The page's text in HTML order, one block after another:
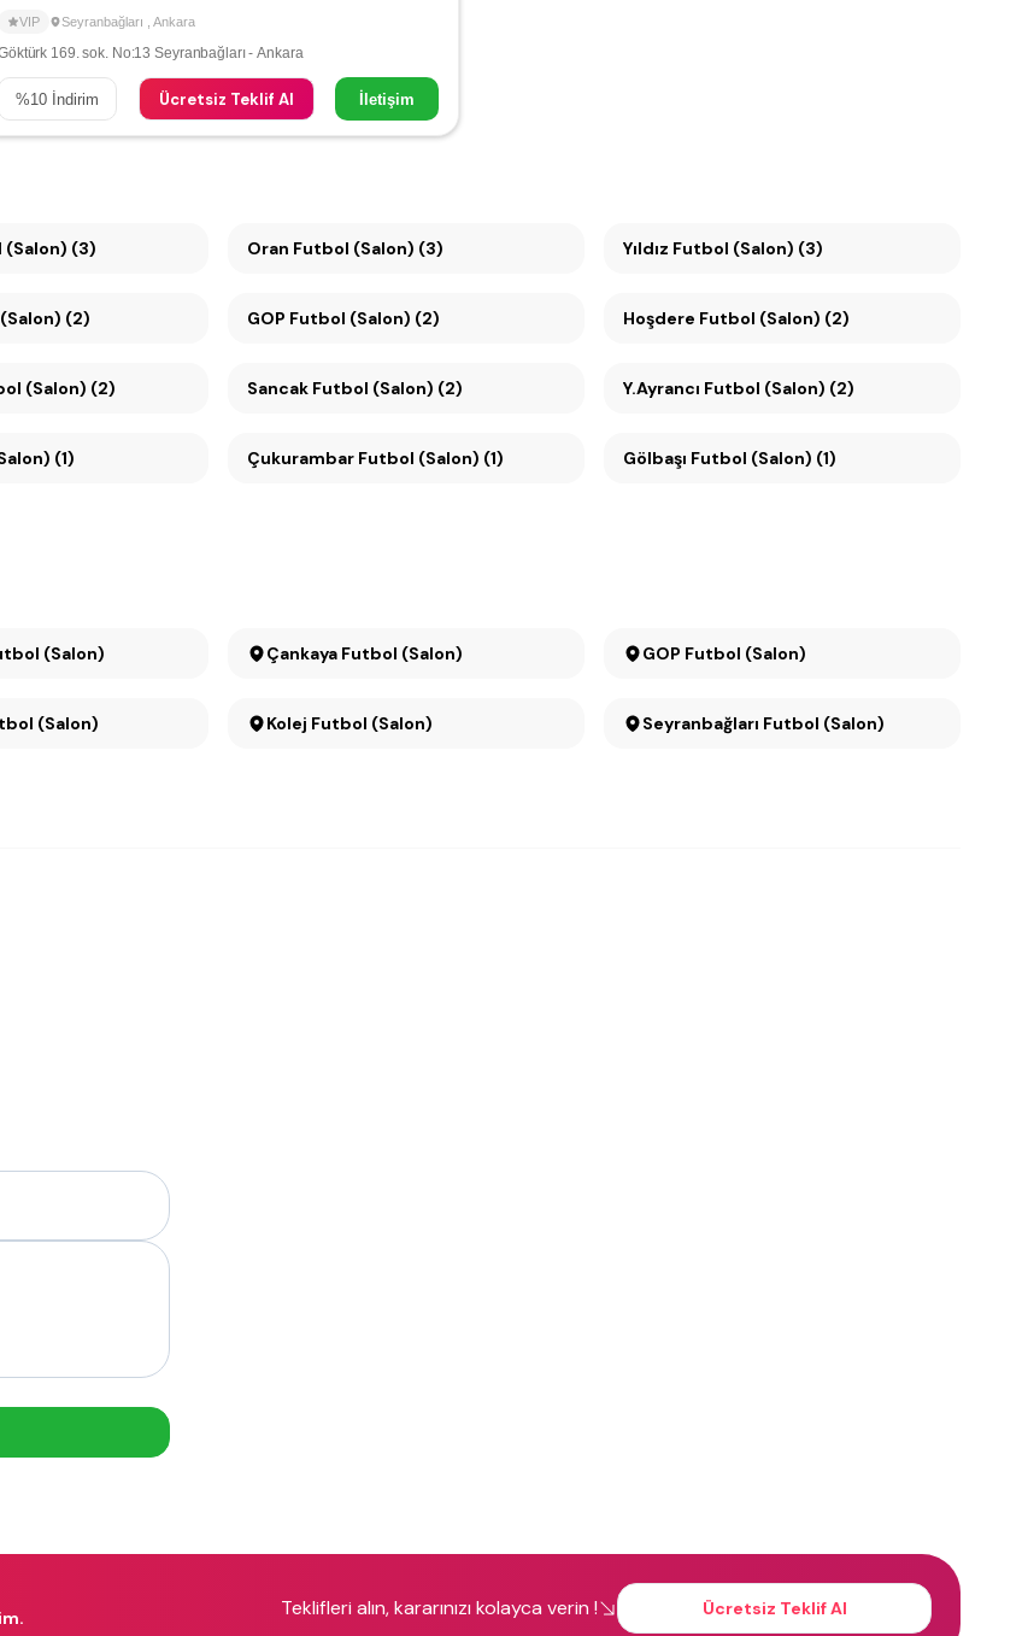
VIP Seyranbağları Ankara
169. sok. No:13 Seyranbağları - Ankara
%10 İndirim Ücretsiz Teklif Al İletişim
(Salon) (3) Oran Futbol (Salon) (3) Yıldız Futbol (Salon) (3)
(Salon) (2) GOP Futbol (Salon) (2) Hoşdere Futbol (Salon) (2)
Futbol (Salon) (2) Sancak Futbol (Salon) (2) Y.Ayrancı Futbol (Salon) (2)
(1) Çukurambar Futbol (Salon) (1) Gölbaşı Futbol (Salon) (1)
Futbol (Salon) Çankaya Futbol (Salon) GOP Futbol (Salon)
(Salon) Kolej Futbol (Salon) Seyranbağları Futbol (Salon)
Teklifleri alın, kararınızı kolayca verin ! Ücretsiz Teklif Al